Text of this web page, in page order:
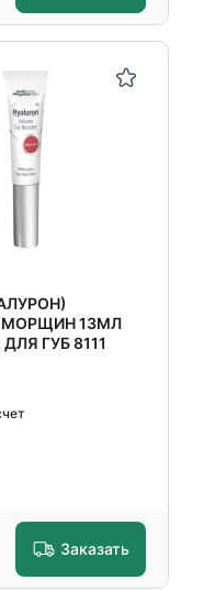
МОРЩИН 13МЛ
ГУБ 8111
Заказать